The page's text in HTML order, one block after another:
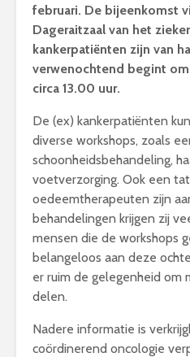
februari. De bijeenkomst
Dageraitzaal van het
kankerpatiënten zijn van
verwenochtend begint
circa 13.00 uur.
De (ex) kankerpatiënten
diverse workshops, zoals
schoonheidsbehandeling,
voetverzorging. Ook een
oedeemtherapeuten zijn
behandelingen krijgen zij
mensen die de workshops
belangeloos aan deze
er ruim de gelegenheid om
delen.
Nadere informatie is
coördinerend oncologie